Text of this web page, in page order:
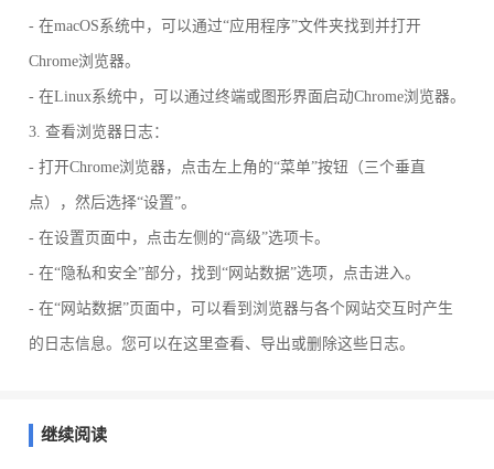
- 在macOS系统中，可以通过“应用程序”文件夹找到并打开
Chrome浏览器。
- 在Linux系统中，可以通过终端或图形界面启动Chrome浏览器。
3. 查看浏览器日志：
- 打开Chrome浏览器，点击左上角的“菜单”按钮（三个垂直
点），然后选择“设置”。
- 在设置页面中，点击左侧的“高级”选项卡。
- 在“隐私和安全”部分，找到“网站数据”选项，点击进入。
- 在“网站数据”页面中，可以看到浏览器与各个网站交互时产生
的日志信息。您可以在这里查看、导出或删除这些日志。
继续阅读